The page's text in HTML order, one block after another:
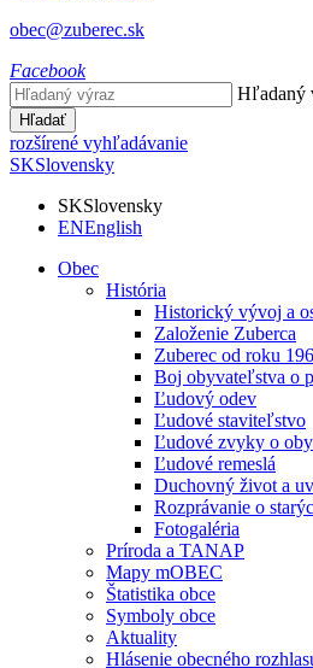
obec@zuberec.sk
Facebook
Hľadaný
Hľadať
rozšírené vyhľadávanie
SKSlovensky
SKSlovensky
ENEnglish
Obec
História
Historický vývoj a
Založenie Zuberca
Zuberec od roku
Boj obyvateľstva o
Ľudový odev
Ľudové staviteľstvo
Ľudové zvyky o
Ľudové remeslá
Duchovný život a
Rozprávanie o
Fotogaléria
Príroda a TANAP
Mapy mOBEC
Štatistika obce
Symboly obce
Aktuality
Hlásenie obecného